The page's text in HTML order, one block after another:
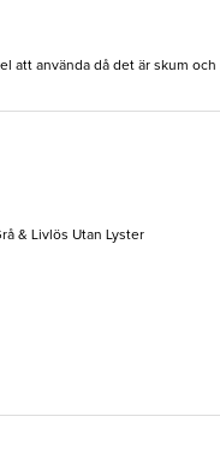
att använda då det är skum
& Livlös Utan Lyster